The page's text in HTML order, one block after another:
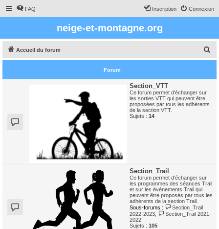
FAQ Connexion
Inscription
neige-et-montagne.org
Accueil du forum
e
Forum
Section_VTT
Ce forum permet d'échanger sur
les sorties VTT qui peuvent être
proposées par tous les adhérents
de la section VTT.
Sujets : 14
Section_Trail
Ce forum permet d'échanger sur
les programmes des séances Trail
et sur les évènements Trail qui
peuvent être proposés par tous les
adhérents de la section Trail.
Sous-forums :
Section_Trail
2022-2023
Section_Trail 2021-
2022
Sujets : 105